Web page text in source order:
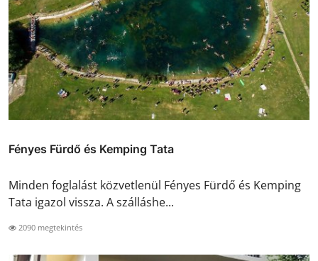
Fényes Fürdő és Kemping Tata
Minden foglalást közvetlenül Fényes Fürdő és Kemping
Tata igazol vissza. A szálláshe...
2090 megtekintés